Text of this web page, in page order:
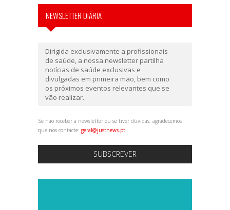
NEWSLETTER DIÁRIA
Dirigida exclusivamente a profissionais
de saúde, a nossa newsletter partilha
notícias de saúde exclusivas e
divulgadas em primeira mão, bem como
os próximos eventos relevantes que se
vão realizar.
Se não receber a newsletter ou se tiver dúvidas, agradecemos
que nos contacte: geral@justnews.pt
SUBSCREVER